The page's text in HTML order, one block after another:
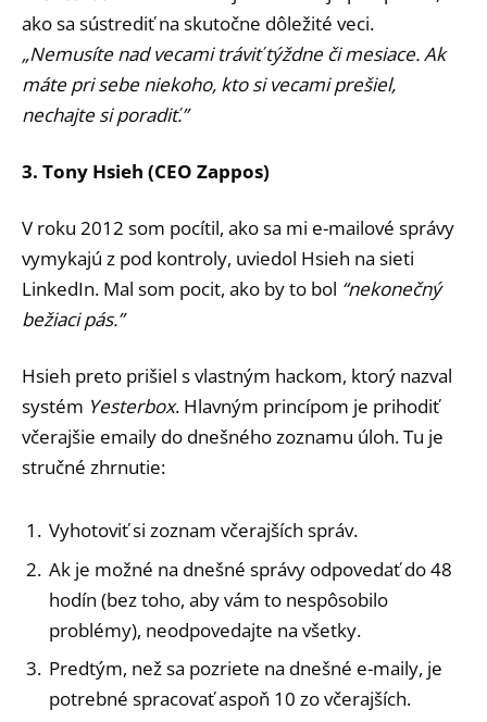
ako sa sústrediť na skutočne dôležité veci.
„Nemusíte nad vecami tráviť týždne či mesiace. Ak
máte pri sebe niekoho, kto si vecami prešiel,
nechajte si poradiť.”
3. Tony Hsieh (CEO Zappos)
V roku 2012 som pocítil, ako sa mi e-mailové správy
vymykajú z pod kontroly, uviedol Hsieh na sieti
LinkedIn. Mal som pocit, ako by to bol “nekonečný
bežiaci pás.”
Hsieh preto prišiel s vlastným hackom, ktorý nazval
systém Yesterbox. Hlavným princípom je prihodiť
včerajšie emaily do dnešného zoznamu úloh. Tu je
stručné zhrnutie:
Vyhotoviť si zoznam včerajších správ.
Ak je možné na dnešné správy odpovedať do 48
hodín (bez toho, aby vám to nespôsobilo
problémy), neodpovedajte na všetky.
Predtým, než sa pozriete na dnešné e-maily, je
potrebné spracovať aspoň 10 zo včerajších.